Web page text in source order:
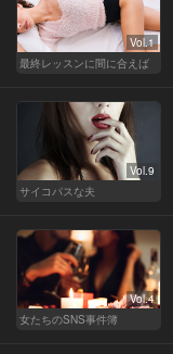
Vol.1
最終レッスンに間に合えば
Vol.9
サイコパスな夫
Vol.4
女たちのSNS事件簿